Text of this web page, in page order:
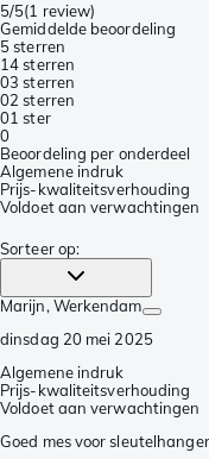
5/5(1 review)
Gemiddelde beoordeling
5 sterren
14 sterren
03 sterren
02 sterren
01 ster
0
Beoordeling per onderdeel
Algemene indruk
Prijs-kwaliteitsverhouding
Voldoet aan verwachtingen
Sorteer op:
Marijn, Werkendam
dinsdag 20 mei 2025
Algemene indruk
Prijs-kwaliteitsverhouding
Voldoet aan verwachtingen
Goed mes voor